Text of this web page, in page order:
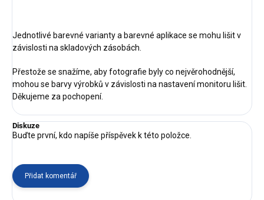
Jednotlivé barevné varianty a barevné aplikace se mohu lišit v
závislosti na skladových zásobách.
Přestože se snažíme, aby fotografie byly co nejvěrohodnější,
mohou se barvy výrobků v závislosti na nastavení monitoru lišit.
Děkujeme za pochopení.
Diskuze
Buďte první, kdo napíše příspěvek k této položce.
Přidat komentář